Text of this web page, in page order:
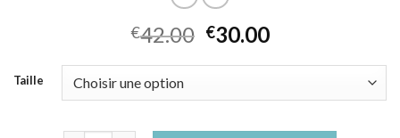
€42.00 €30.00
Taille